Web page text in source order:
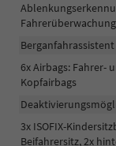
Fahrerüberwachung
Berganfahrassistent
6x Airbags: Fahrer-
Kopfairbags
3x ISOFIX-
Beifahrersitz, 2x